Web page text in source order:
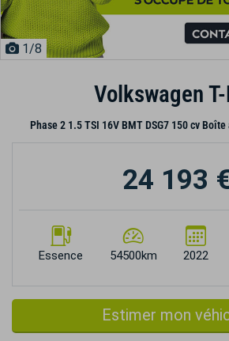
1/8
Volkswagen
Phase 2 1.5 TSI 16V BMT DSG7 150 cv
Essence 54500km 2022
24 193
Estimer mon